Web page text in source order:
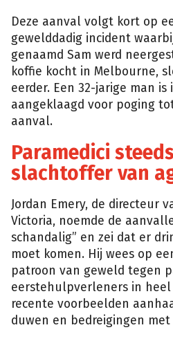
Deze aanval volgt kort op
gewelddadig incident
genaamd Sam werd
koffie kocht in Melbourne,
eerder. Een 32-jarige man is
aangeklaagd voor poging
aanval.
Paramedici
slachtoffer van
Jordan Emery, de directeur
Victoria, noemde de
schandalig” en zei dat er
moet komen. Hij wees op
patroon van geweld tegen
eerstehulpverleners in
recente voorbeelden
duwen en bedreigingen met